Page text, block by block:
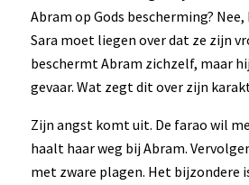
Abram op Gods bescherming?
Sara moet liegen over dat ze zijn
beschermt Abram zichzelf, maar
gevaar. Wat zegt dit over zijn
Zijn angst komt uit. De farao wil
haalt haar weg bij Abram.
met zware plagen. Het bijzondere